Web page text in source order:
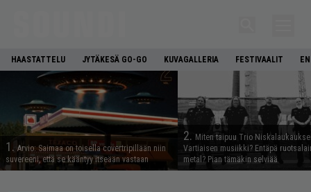
HAASTATTELU JYTÄKESÄ GO-GO KUVAGALLERIA FESTIVAALIT
1. Arvio: Saimaa on toisella covertripillään niin
suvereeni, että se kääntyy itseään vastaan
2. Miten taipuu Trio
Vartiaisen musiikki? Entäpä
metal? Pian tämäkin selviää